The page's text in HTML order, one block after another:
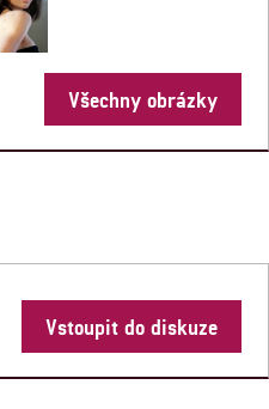
Všechny obrázky
Vstoupit do diskuze